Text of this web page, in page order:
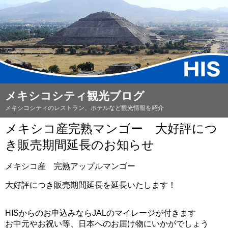
メキシコシティ観光ブログ
メキシコシティのレストラン、ホテルなど観光情報を紹介
メキシコ産完熟マンゴー 大好評につ
き販売期間延長のお知らせ
メキシコ産 完熟アップルマンゴー
大好評につき販売期間延長を延長いたします！
HISからのお申込みならJALのマイレージが付きます
お中元やお祝い等、日本へのお届け物にいかがでしょう